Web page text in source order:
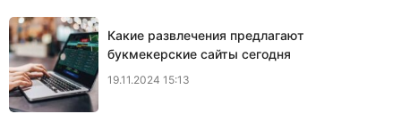
Какие развлечения предлагают
букмекерские сайты сегодня
19.11.2024 15:13